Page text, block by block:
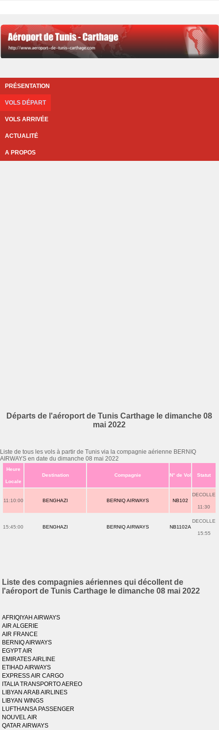
PRÉSENTATION
VOLS DÉPART
VOLS ARRIVÉE
ACTUALITÉ
A PROPOS
Départs de l'aéroport de Tunis Carthage le dimanche 08
mai 2022
Liste de tous les vols à partir de Tunis via la compagnie aérienne BERNIQ
AIRWAYS en date du dimanche 08 mai 2022
Heure
Locale
Destination Compagnie N° de Vol Statut
11:10:00 BENGHAZI BERNIQ AIRWAYS NB102
DECOLLE
11:30
15:45:00 BENGHAZI BERNIQ AIRWAYS NB1102A
DECOLLE
15:55
Liste des compagnies aériennes qui décollent de
l'aéroport de Tunis Carthage le dimanche 08 mai 2022
AFRIQIYAH AIRWAYS
AIR ALGERIE
AIR FRANCE
BERNIQ AIRWAYS
EGYPT AIR
EMIRATES AIRLINE
ETIHAD AIRWAYS
EXPRESS AIR CARGO
ITALIA TRANSPORTO AEREO
LIBYAN ARAB AIRLINES
LIBYAN WINGS
LUFTHANSA PASSENGER
NOUVEL AIR
QATAR AIRWAYS